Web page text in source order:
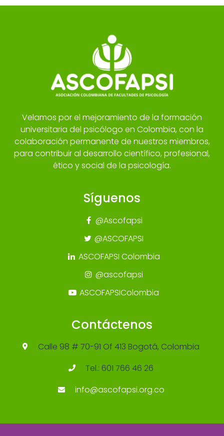
Velamos por el mejoramiento de la formación
universitaria del psicólogo en Colombia, con la
colaboración permanente de nuestros miembros,
para contribuir al desarrollo científico, profesional,
ético y social de la psicología.
Síguenos
@Ascofapsi
@ASCOFAPSI
ASCOFAPSI Colombia
@ascofapsi
ASCOFAPSIColombia
Contáctenos
Calle 98 # 70-91 Of 413 Bogotá, Colombia
Tel.: 601 766 46 26
info@ascofapsi.org.co